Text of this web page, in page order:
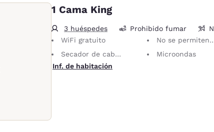
1 Cama King
3 huéspedes Prohibido fumar
WiFi gratuito
No se permiten mascotas Solo se permiten animales de servicio, sin cargo.
Secador de cabello
Microondas
Inf. de habitación